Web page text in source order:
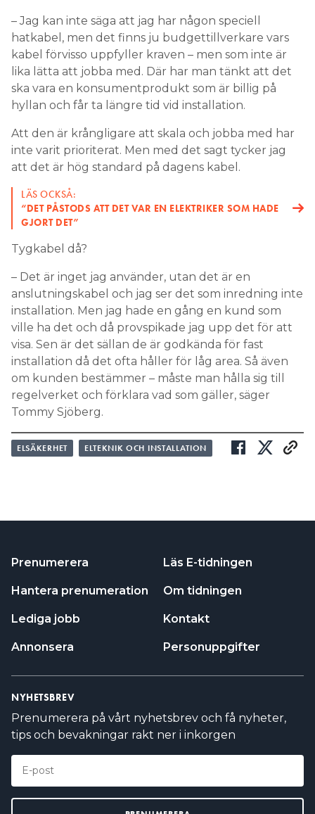
– Jag kan inte säga att jag har någon speciell
hatkabel, men det finns ju budgettillverkare vars
kabel förvisso uppfyller kraven – men som inte är
lika lätta att jobba med. Där har man tänkt att det
ska vara en konsumentprodukt som är billig på
hyllan och får ta längre tid vid installation.
Att den är krångligare att skala och jobba med har
inte varit prioriterat. Men med det sagt tycker jag
att det är hög standard på dagens kabel.
LÄS OCKSÅ:
“DET PÅSTODS ATT DET VAR EN ELEKTRIKER SOM HADE
GJORT DET”
Tygkabel då?
– Det är inget jag använder, utan det är en
anslutningskabel och jag ser det som inredning inte
installation. Men jag hade en gång en kund som
ville ha det och då provspikade jag upp det för att
visa. Sen är det sällan de är godkända för fast
installation då det ofta håller för låg area. Så även
om kunden bestämmer – måste man hålla sig till
regelverket och förklara vad som gäller, säger
Tommy Sjöberg.
ELSÄKERHET ELTEKNIK OCH INSTALLATION
Prenumerera
Hantera prenumeration
Lediga jobb
Annonsera
Läs E-tidningen
Om tidningen
Kontakt
Personuppgifter
NYHETSBREV
Prenumerera på vårt nyhetsbrev och få nyheter,
tips och bevakningar rakt ner i inkorgen